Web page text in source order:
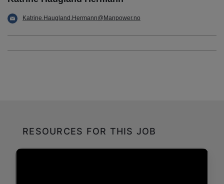
Katrine.Haugland.Hermann@Manpower.no
RESOURCES FOR THIS JOB